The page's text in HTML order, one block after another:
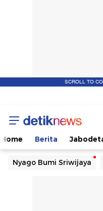
SCROLL TO
Home Berita
Nyago Bumi Sriwijaya